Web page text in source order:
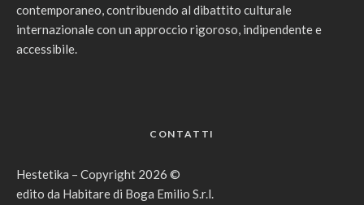
contemporaneo, contribuendo al dibattito culturale
internazionale con un approccio rigoroso, indipendente e
accessibile.
CONTATTI
Hestetika – Copyright 2026 ©
edito da Habitare di Boga Emilio S.r.l.